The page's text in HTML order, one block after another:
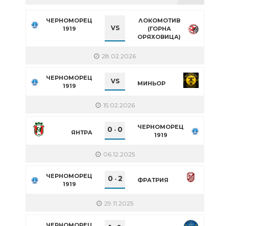
ЧЕРНОМОРЕЦ
1919
VS
ЛОКОМОТИВ
(ГОРНА
ОРЯХОВИЦА)
28.02.2026
ЧЕРНОМОРЕЦ
1919
VS МИНЬОР
15.02.2026
ЯНТРА 0 - 0
ЧЕРНОМОРЕЦ
1919
06.12.2025
ЧЕРНОМОРЕЦ
1919
0- 2 ФРАТРИЯ
29.11.2025